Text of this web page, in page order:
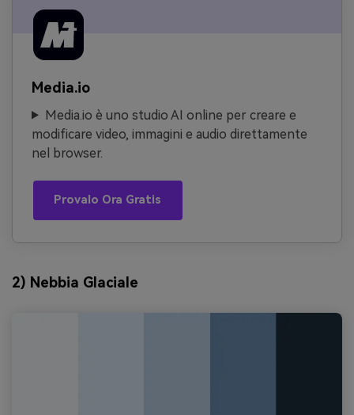
Media.io
Media.io è uno studio AI online per creare e
modificare video, immagini e audio direttamente
nel browser.
Provalo Ora Gratis
2) Nebbia Glaciale